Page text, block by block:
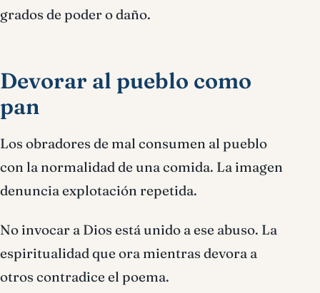
grados de poder o daño.
Devorar al pueblo como
pan
Los obradores de mal consumen al pueblo
con la normalidad de una comida. La imagen
denuncia explotación repetida.
No invocar a Dios está unido a ese abuso. La
espiritualidad que ora mientras devora a
otros contradice el poema.